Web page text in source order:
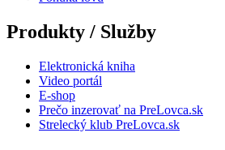
Produkty / Služby
Elektronická kniha
Video portál
E-shop
Prečo inzerovať na PreLovca.sk
Strelecký klub PreLovca.sk